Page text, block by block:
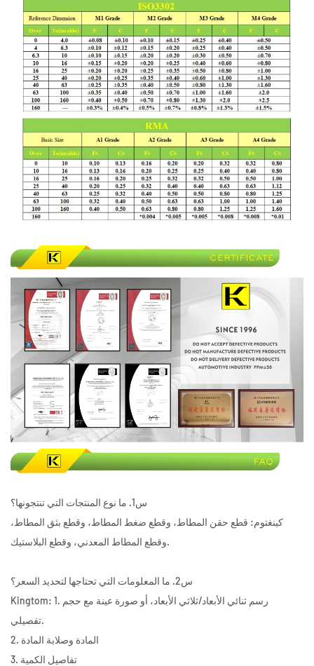
س1. ما نوع المنتجات التي تنتجونها؟
كينغتوم: قطع حقن المطاط، وقطع ضغط المطاط، وقطع بثق المطاط،
وقطع المطاط المعدني، وقطع البلاستيك.
س2. ما المعلومات التي تحتاجها لتحديد السعر؟
Kingtom: 1. رسم ثنائي الأبعاد/ثلاثي الأبعاد، أو صورة عينة مع حجم
تفصيلي.
2. المادة وصلابة المادة
3. تفاصيل الكمية